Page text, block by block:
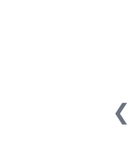
❯